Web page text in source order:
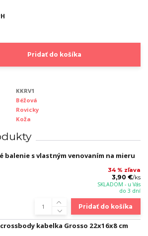
Pridať do košíka
KKRV1
Béžová
Rovicky
Koža
balenie s vlastným venovaním na mieru
34 % zľava
3,90 €/ks
SKLADOM - u Vás
do 3 dní
Pridať do košíka
kabelka Grosso 22x16x8 cm